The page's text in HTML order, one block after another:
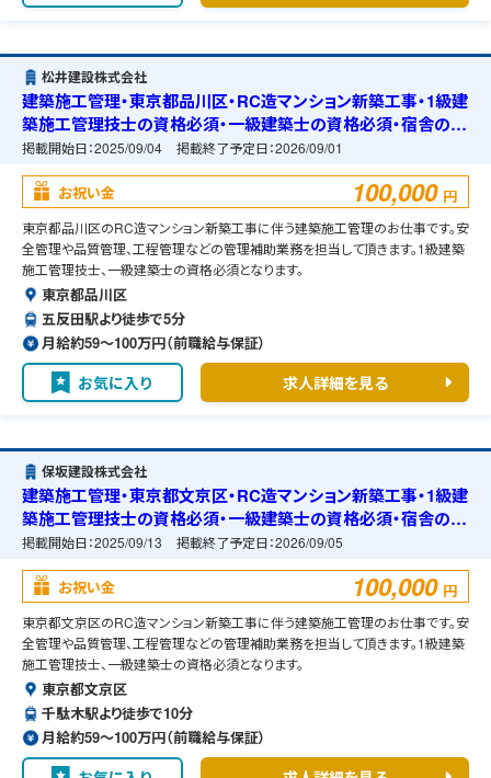
松井建設株式会社
建築施工管理・東京都品川区・RC造マンション新築工事・1級建
築施工管理技士の資格必須・一級建築士の資格必須・宿舎の準
備可能
掲載開始日：2025/09/04 掲載終了予定日：2026/09/01
お祝い金 100,000 円
東京都品川区のRC造マンション新築工事に伴う建築施工管理のお仕事です。安
全管理や品質管理、工程管理などの管理補助業務を担当して頂きます。1級建築
施工管理技士、一級建築士の資格必須となります。
東京都品川区
五反田駅より徒歩で5分
月給約59〜100万円（前職給与保証）
お気に入り 求人詳細を見る
保坂建設株式会社
建築施工管理・東京都文京区・RC造マンション新築工事・1級建
築施工管理技士の資格必須・一級建築士の資格必須・宿舎の準
備可能
掲載開始日：2025/09/13 掲載終了予定日：2026/09/05
お祝い金 100,000 円
東京都文京区のRC造マンション新築工事に伴う建築施工管理のお仕事です。安
全管理や品質管理、工程管理などの管理補助業務を担当して頂きます。1級建築
施工管理技士、一級建築士の資格必須となります。
東京都文京区
千駄木駅より徒歩で10分
月給約59〜100万円（前職給与保証）